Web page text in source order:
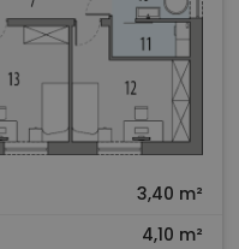
3,40 m²
4,10 m²